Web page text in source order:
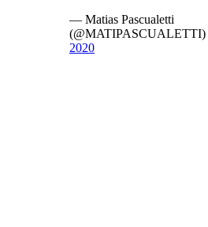
— Matias Pascualetti
(@MATIPASCUALETTI)
2020